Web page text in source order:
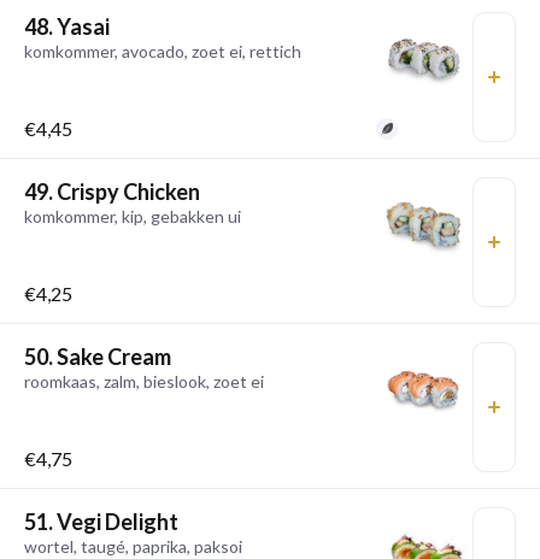
48. Yasai
komkommer, avocado, zoet ei, rettich
€4,45
49. Crispy Chicken
komkommer, kip, gebakken ui
€4,25
50. Sake Cream
roomkaas, zalm, bieslook, zoet ei
€4,75
51. Vegi Delight
wortel, taugé, paprika, paksoi